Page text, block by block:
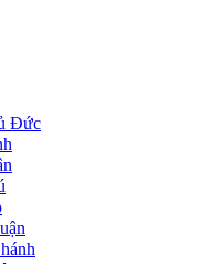
Đức